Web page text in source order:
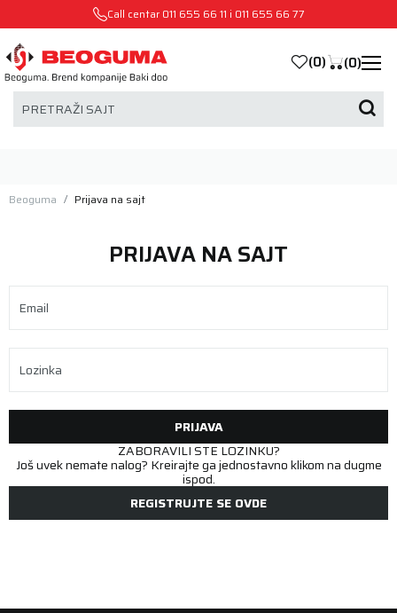
Call centar 011 655 66 11 i 011 655 66 77
PRETRAŽI SAJT
(0) (0)
Beoguma Prijava na sajt
PRIJAVA NA SAJT
Email
Lozinka
PRIJAVA
ZABORAVILI STE LOZINKU?
Još uvek nemate nalog? Kreirajte ga jednostavno klikom na dugme
ispod.
REGISTRUJTE SE OVDE